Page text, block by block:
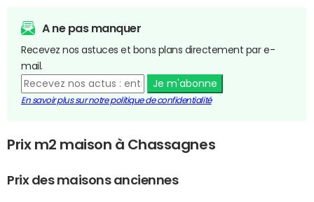
A ne pas manquer
Recevez nos astuces et bons plans directement par e-
mail.
Je m'abonne
En savoir plus sur notre politique de confidentialité
Prix m2 maison à Chassagnes
Prix des maisons anciennes